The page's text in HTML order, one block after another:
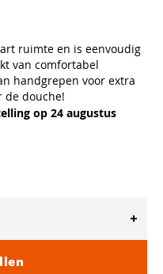
ruimte en is eenvoudig
van comfortabel
handgrepen voor extra
de douche!
op 24 augustus